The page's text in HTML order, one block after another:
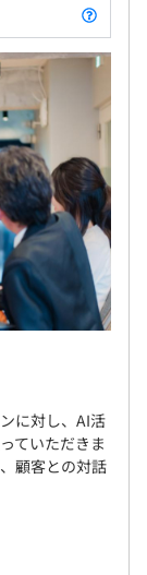
伴う折衝スキ
素を説明）
る、サイト運
訪問者の特性
開発
、AWS各種サ
ス）
ートになった
に対し、AI活
ていただきま
顧客との対話